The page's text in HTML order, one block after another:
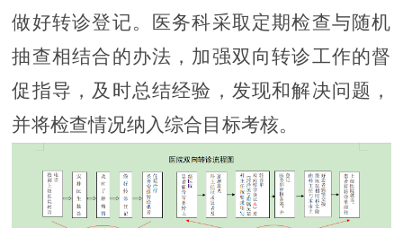
做好转诊登记。医务科采取定期检查与随机
抽查相结合的办法，加强双向转诊工作的督
促指导，及时总结经验，发现和解决问题，
并将检查情况纳入综合目标考核。